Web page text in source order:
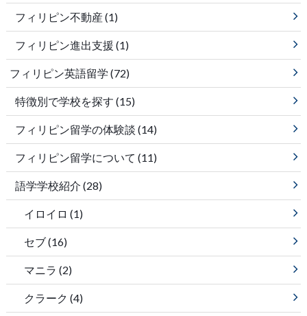
フィリピン不動産(1)
フィリピン進出支援 (1)
フィリピン英語留学 (72)
特徴別で学校を探す (15)
フィリピン留学の体験談 (14)
フィリピン留学について (11)
語学学校紹介 (28)
イロイロ (1)
セブ(16)
マニラ (2)
クラーク (4)